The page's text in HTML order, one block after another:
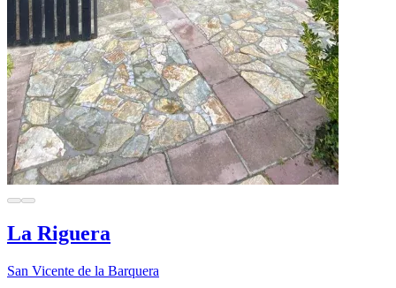
La Riguera
San Vicente de la Barquera